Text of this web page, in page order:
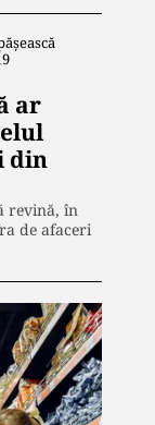
ar
din
revină, în
de afaceri